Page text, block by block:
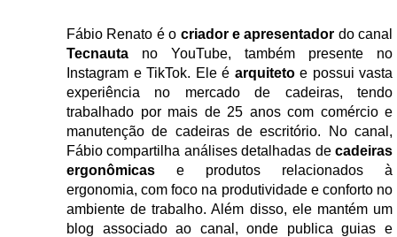
Fábio Renato é o criador e apresentador do canal
Tecnauta no YouTube, também presente no
Instagram e TikTok. Ele é arquitetoe possui vasta
experiência no mercado de cadeiras, tendo
trabalhado por mais de 25 anos com comércio e
manutenção de cadeiras de escritório. No canal,
Fábio compartilha análises detalhadas de cadeiras
ergonômicas e produtos relacionados à
ergonomia, com foco na produtividade e conforto no
ambiente de trabalho. Além disso, ele mantém um
blog associado ao canal, onde publica guias e